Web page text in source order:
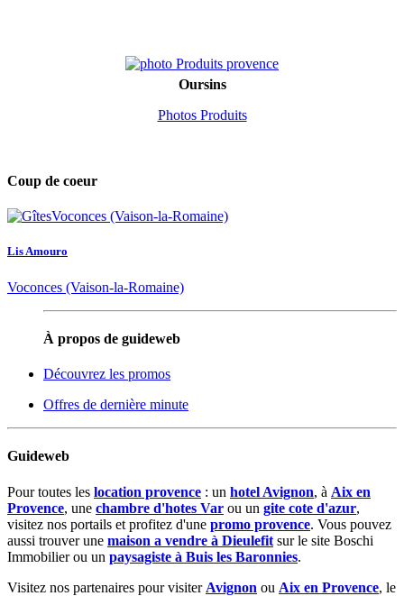
Oursins
Photos Produits
Coup de coeur
Lis Amouro
Voconces (Vaison-la-Romaine)
À propos de guideweb
Découvrez les promos
Offres de dernière minute
Guideweb
Pour toutes les location provence : un hotel Avignon, à Aix en
Provence, une chambre d'hotes Var ou un gite cote d'azur,
visitez nos portails et profitez d'une promo provence. Vous pouvez
aussi trouver une maison a vendre à Dieulefit sur le site Boschi
Immobilier ou un paysagiste à Buis les Baronnies.
Visitez nos partenaires pour visiter Avignon ou Aix en Provence, le